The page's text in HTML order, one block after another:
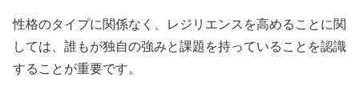
性格のタイプに関係なく、レジリエンスを高めることに関
しては、誰もが独自の強みと課題を持っていることを認識
することが重要です。